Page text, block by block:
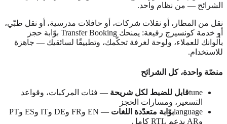
الشرائح — من نظام واحد.
نقل من المطار، أو نقلات شركات، أو حافلات مدرسية، أو نقل طبّي،
أو خدمة كونسيرج رفيعة: يمنحك Transfer Booking بوّابة حجز
بألوانك للعملاء، ولوحة لغرفة تحكّمك، وتطبيقًا لسائقيك — جاهزة
للاستخدام.
منصّة واحدة، كل الشرائح
tuneقابل للضبط لكل شريحة — فئات المركبات، وقواعد
التسعير، ومسارات الحجز
languageبوّابة متعدّدة اللغات —
EN وFR وDE وIT وES وPT
وAR بدعم RTL كامل